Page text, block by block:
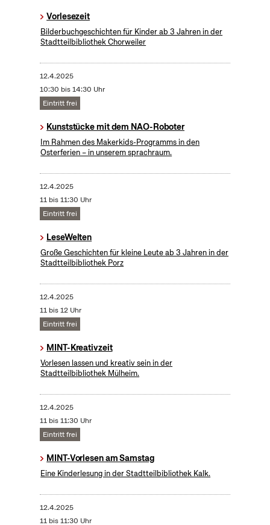
Vorlesezeit
Bilderbuchgeschichten für Kinder ab 3 Jahren in der
Stadtteilbibliothek Chorweiler
12.4.2025
10:30 bis 14:30 Uhr
Eintritt frei
Kunststücke mit dem NAO-Roboter
Im Rahmen des Makerkids-Programms in den
Osterferien – in unserem sprachraum.
12.4.2025
11 bis 11:30 Uhr
Eintritt frei
LeseWelten
Große Geschichten für kleine Leute ab 3 Jahren in der
Stadtteilbibliothek Porz
12.4.2025
11 bis 12 Uhr
Eintritt frei
MINT-Kreativzeit
Vorlesen lassen und kreativ sein in der
Stadtteilbibliothek Mülheim.
12.4.2025
11 bis 11:30 Uhr
Eintritt frei
MINT-Vorlesen am Samstag
Eine Kinderlesung in der Stadtteilbibliothek Kalk.
12.4.2025
11 bis 11:30 Uhr